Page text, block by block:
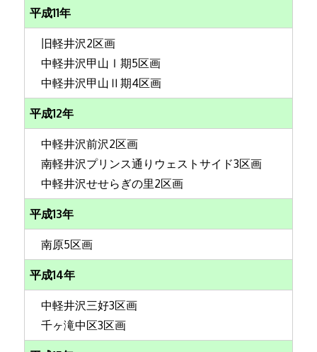
平成11年
旧軽井沢2区画
中軽井沢甲山Ⅰ期5区画
中軽井沢甲山Ⅱ期4区画
平成12年
中軽井沢前沢2区画
南軽井沢プリンス通りウェストサイド3区画
中軽井沢せせらぎの里2区画
平成13年
南原5区画
平成14年
中軽井沢三好3区画
千ヶ滝中区3区画